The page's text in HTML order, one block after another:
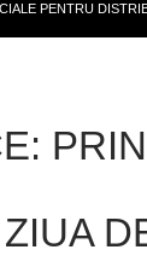
PENTRU
PRIN